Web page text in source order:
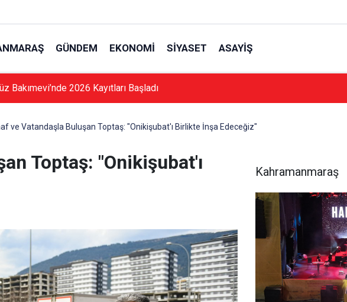
GÜNDEM EKONOMI SIYASET ASAYIŞ
Bakımevi’nde 2026 Kayıtları Başladı
ve Vatandaşla Buluşan Toptaş: "Onikişubat'ı Birlikte İnşa Edeceğiz"
Toptaş: "Onikişubat'ı
Kahramanmaraş